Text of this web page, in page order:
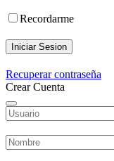
Recordarme
Iniciar Sesion
Recuperar contraseña
Crear Cuenta